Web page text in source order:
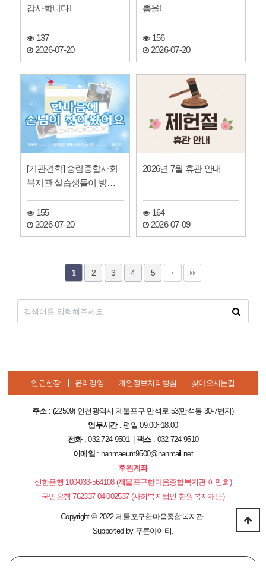
감사합니다!
137
2026-07-20
쁨을!
156
2026-07-20
[기관견학] 송림종합사회
복지관 실습생들이 방문
155
2026-07-20
2026년 7월 휴관 안내
164
2026-07-09
1 2 3 4 5
인권헌장 윤리경영 개인정보처리방침 찾아오시는길
주소: (22509) 인천광역시 제물포구 만석로 53(만석동 30-7번지)
업무시간: 평일 09:00~18:00
전화: 032-724-9501 |팩스: 032-724-9510
이메일: hanmaeum9500@hanmail.net
후원계좌
신한은행 100-033-564108 (제물포구한마음종합복지관 이민희)
국민은행 762337-04-002537 (사회복지법인 한원복지재단)
Copyright ©2022 제물포구한마음종합복지관.
Supported by 푸른아이티.